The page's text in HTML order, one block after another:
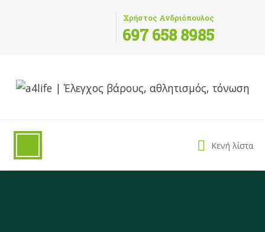
Χρήστος Ανδριόπουλος
697 658 8985
Κενή λίστα